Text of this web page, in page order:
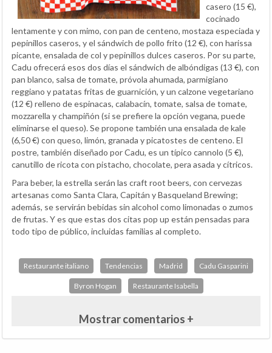
casero (15 €),
cocinado
lentamente y con mimo, con pan de centeno, mostaza especiada y
pepinillos caseros, y el sándwich de pollo frito (12 €), con harissa
picante, ensalada de col y pepinillos dulces caseros. Por su parte,
Cadu ofrecerá esos dos días el sándwich de albóndigas (13 €), con
pan blanco, salsa de tomate, próvola ahumada, parmigiano
reggiano y patatas fritas de guarnición, y un calzone vegetariano
(12 €) relleno de espinacas, calabacín, tomate, salsa de tomate,
mozzarella y champiñón (si se prefiere la opción vegana, puede
eliminarse el queso). Se propone también una ensalada de kale
(6,50 €) con queso, limón, granada y picatostes de centeno. El
postre, también diseñado por Cadu, es un típico cannolo (5 €),
canutillo de ricota con pistacho, chocolate, pera asada y cítricos.
Para beber, la estrella serán las craft root beers, con cervezas
artesanas como Santa Clara, Capitán y Basqueland Brewing;
además, se servirán bebidas sin alcohol como limonadas o zumos
de frutas. Y es que estas dos citas pop up están pensadas para
todo tipo de público, incluidas familias al completo.
Restaurante italiano Tendencias Madrid Cadu Gasparini
Byron Hogan Restaurante Isabella
Mostrar comentarios +